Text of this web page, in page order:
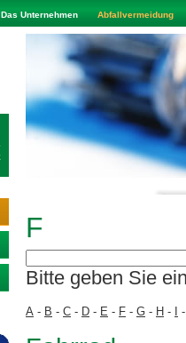
Das Unternehmen Abfallvermeidung
F
Bitte geben Sie
A - B - C - D - E - F - G - H -